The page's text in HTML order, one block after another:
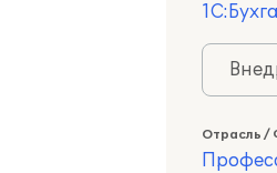
Отрасль /